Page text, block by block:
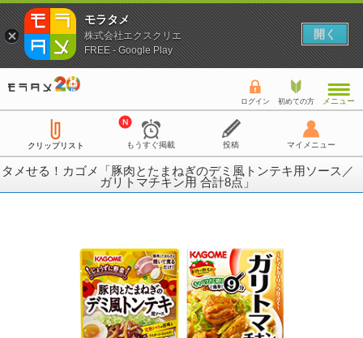
ログイン 初めての方 メニュー
クリップリスト もうすぐ掲載 投稿 マイメニュー
タメせる！カゴメ「豚肉とたまねぎのデミ風トンテキ用ソース／
ガリトマチキン用 合計8点」
モラタメ
株式会社エクスクリエ
FREE - Google Play
開く